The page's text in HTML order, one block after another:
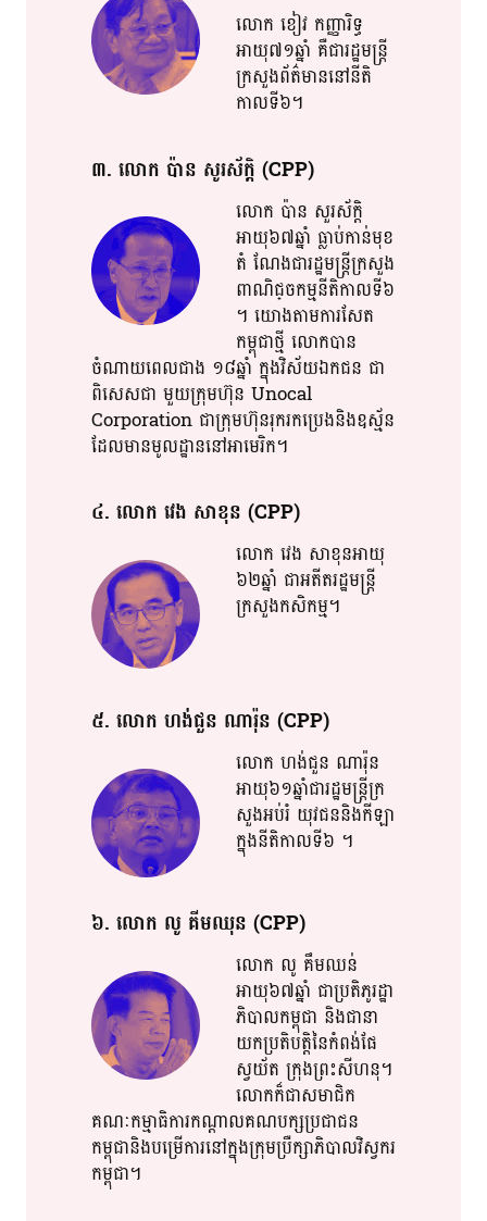
លោក​ ខៀវ​ កញ្ញា​រិទ្ធ​
អាយុ​​៧១ឆ្នាំ​ គឺ​​ជារ​ដ្ឋ​មន្រ្តី​
ក្រសួងព័ត៌មាន​​នៅ​នីតិ
កាល​​ទី​​៦​​។​​
៣​. លោក​ ប៉ាន​ សូរ​ស័ក្តិ​ (CPP)
លោក​ ប៉ាន​ សួរ​ស័ក្តិ​
អាយុ​​៦៧​​ឆ្នាំ​ ធ្លាប់​កាន់​មុ​ខ​
តំ​ ណែង​ជា​​រដ្ឋមន្រ្តី​ក្រ​សួង​
ពាណិជ្​ចក​ម្ម​នីតិកាល​​ទី៦​
។​ យោង​តាម​ការសែត​
កម្ពុជា​ថ្មី​ លោក​បាន​
ចំណាយពេល​ជាង​ ១៨ឆ្នាំ​ ក្នុង​វិ​​​ស័យ​​ឯកជន​​ ជា​​​
ពិសេស​ជា​ មួយ​​ក្រុមហ៊ុន​ Unocal
Corporation ​ជា​ក្រុមហ៊ុន​រុករក​ប្រេង​និង​ឧស្ម័ន​
ដែល​មាន​​មូលដ្ឋាន​​នៅ​អាមេរិក​។​
៤​. លោក​ វេង​ សា​ខុន​​ (CPP)
លោក​ វេង​ សា​ខុន​អាយុ​
៦២​​ឆ្នាំ​ ជា​អតីត​រដ្ឋមន្រ្តី​
ក្រសួង​កសិកម្ម​។​
៥​. លោក​ ហង់​ជួន​ ណា​រ៉ុន​ (CPP)
លោក​ ហង់​ជួន​ ណា​រ៉ុន​
អាយុ៦១​​ឆ្នាំ​ជា​​រដ្ឋមន្រ្តី​ក្រ​​
សួង​អប់រំ​ យុវជន​និងកីឡា​
ក្នុង​នីតិកាល​​ទី​​៦​ ។​
៦​. លោក​ លូ​ គី​ម​ឈុន​​ (CPP)
លោក​ លូ​ គឹ​ម​ឈន់​
អាយុ៦៧ឆ្នាំ​ ជា​ប្រតិភូ​​រដ្ឋា​​
ភិបាល​​កម្ពុជា​ និង​ជានា​
យក​​ប្រតិបត្តិ​​នៃ​​កំពង់​​ផែ​​
ស្វយ័ត​ ក្រុង​ព្រះសីហនុ​។​
លោក​ក៏​ជាស​មា​​ជិ​ក​​
គណៈកម្មាធិការ​កណ្តាល​​គណបក្សប្រជាជន​​
កម្ពុជា​​និង​បម្រើការ​​នៅ​ក្នុង​ក្រុម​ប្រឺ​ក្សា​ភិបាល​​វិស្វករ​
កម្ពុជា​។​​